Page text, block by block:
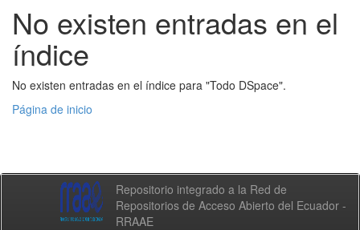
No existen entradas en el
índice
No existen entradas en el índice para "Todo DSpace".
Página de inicio
Repositorio integrado a la Red de
Repositorios de Acceso Abierto del Ecuador -
RRAAE